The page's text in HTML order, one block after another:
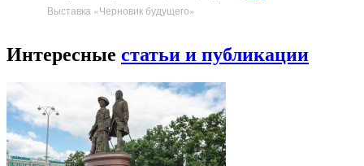
Выставка «Черновик будущего»
Интересные статьи и публикации